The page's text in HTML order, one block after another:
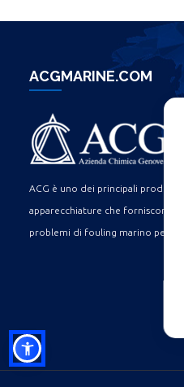
ACGMARINE.COM
ACG è uno dei principali
apparecchiature che forniscono
problemi di fouling marino per